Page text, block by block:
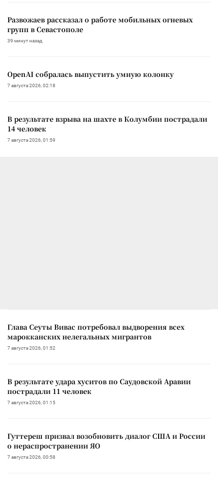
Развожаев рассказал о работе мобильных огневых
групп в Севастополе
39 минут назад
OpenAI собралась выпустить умную колонку
7 августа 2026, 02:18
В результате взрыва на шахте в Колумбии пострадали
14 человек
7 августа 2026, 01:59
Глава Сеуты Вивас потребовал выдворения всех
марокканских нелегальных мигрантов
7 августа 2026, 01:52
В результате удара хуситов по Саудовской Аравии
пострадали 11 человек
7 августа 2026, 01:15
Гуттереш призвал возобновить диалог США и России
о нераспространении ЯО
7 августа 2026, 00:58